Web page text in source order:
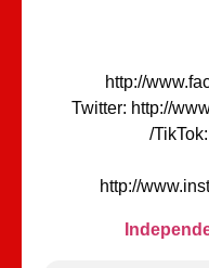
http://
Twitter:
http://